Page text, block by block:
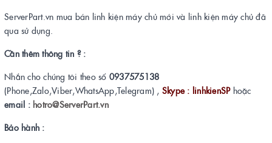
ServerPart.vn mua bán linh kiện máy chủ mới và linh kiện máy chủ đã
qua sử dụng.
Cần thêm thông tin ? :
Nhắn cho chúng tôi theo số 0937575138
(Phone,Zalo,Viber,WhatsApp,Telegram) , Skype : linhkienSPhoặc
email : hotro@ServerPart.vn
Bảo hành :